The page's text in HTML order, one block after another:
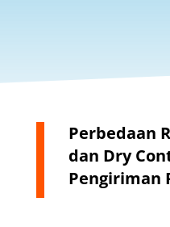
Perbedaan
dan Dry
Pengiriman